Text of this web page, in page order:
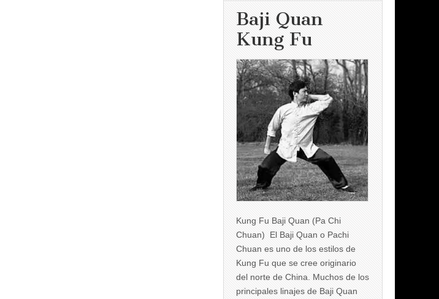
Baji Quan
Kung Fu
Kung Fu Baji Quan (Pa Chi
Chuan) El Baji Quan o Pachi
Chuan es uno de los estilos de
Kung Fu que se cree originario
del norte de China. Muchos de los
principales linajes de Baji Quan